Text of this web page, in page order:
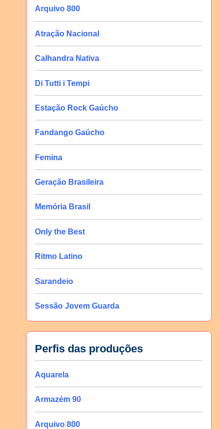
Arquivo 800
Atração Nacional
Calhandra Nativa
Di Tutti i Tempi
Estação Rock Gaúcho
Fandango Gaúcho
Femina
Geração Brasileira
Memória Brasil
Only the Best
Ritmo Latino
Sarandeio
Sessão Jovem Guarda
Perfis das produções
Aquarela
Armazém 90
Arquivo 800